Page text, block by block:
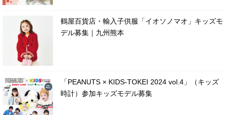
鶴屋百貨店・輸入子供服「イオソノマオ」キッズモ
デル募集｜九州熊本
「PEANUTS × KIDS-TOKEI 2024 vol.4」（キッズ
時計）参加キッズモデル募集